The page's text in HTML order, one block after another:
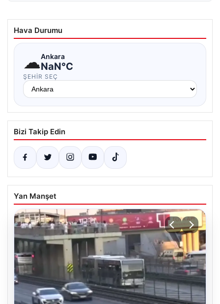
Hava Durumu
☁Ankara
NaN°C
ŞEHIR SEÇ
Bizi Takip Edin
Yan Manşet